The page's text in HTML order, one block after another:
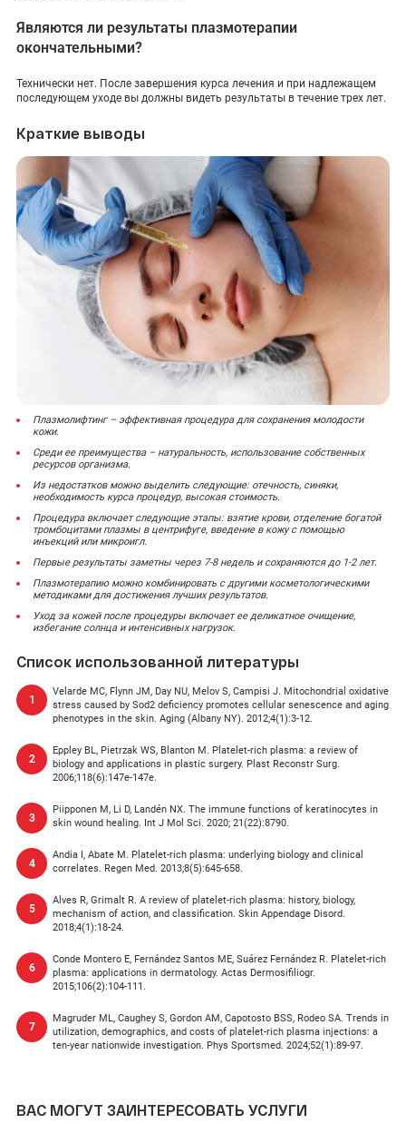
Являются ли результаты плазмотерапии
окончательными?
Технически нет. После завершения курса лечения и при надлежащем
последующем уходе вы должны видеть результаты в течение трех лет.
Краткие выводы
Плазмолифтинг – эффективная процедура для сохранения молодости
кожи.
Среди ее преимущества – натуральность, использование собственных
ресурсов организма.
Из недостатков можно выделить следующие: отечность, синяки,
необходимость курса процедур, высокая стоимость.
Процедура включает следующие этапы: взятие крови, отделение богатой
тромбоцитами плазмы в центрифуге, введение в кожу с помощью
инъекций или микроигл.
Первые результаты заметны через 7-8 недель и сохраняются до 1-2 лет.
Плазмотерапию можно комбинировать с другими косметологическими
методиками для достижения лучших результатов.
Уход за кожей после процедуры включает ее деликатное очищение,
избегание солнца и интенсивных нагрузок.
Список использованной литературы
Velarde MC, Flynn JM, Day NU, Melov S, Campisi J. Mitochondrial oxidative
stress caused by Sod2 deficiency promotes cellular senescence and aging
phenotypes in the skin. Aging (Albany NY). 2012;4(1):3‐12.
Eppley BL, Pietrzak WS, Blanton M. Platelet‐rich plasma: a review of
biology and applications in plastic surgery. Plast Reconstr Surg.
2006;118(6):147e‐147e.
Piipponen M, Li D, Landén NX. The immune functions of keratinocytes in
skin wound healing. Int J Mol Sci. 2020; 21(22):8790.
Andia I, Abate M. Platelet‐rich plasma: underlying biology and clinical
correlates. Regen Med. 2013;8(5):645‐658.
Alves R, Grimalt R. A review of platelet‐rich plasma: history, biology,
mechanism of action, and classification. Skin Appendage Disord.
2018;4(1):18‐24.
Conde Montero E, Fernández Santos ME, Suárez Fernández R. Platelet‐rich
plasma: applications in dermatology. Actas Dermosifiliogr.
2015;106(2):104‐111.
Magruder ML, Caughey S, Gordon AM, Capotosto BSS, Rodeo SA. Trends in
utilization, demographics, and costs of platelet‐rich plasma injections: a
ten‐year nationwide investigation. Phys Sportsmed. 2024;52(1):89‐97.
ВАС МОГУТ ЗАИНТЕРЕСОВАТЬ УСЛУГИ